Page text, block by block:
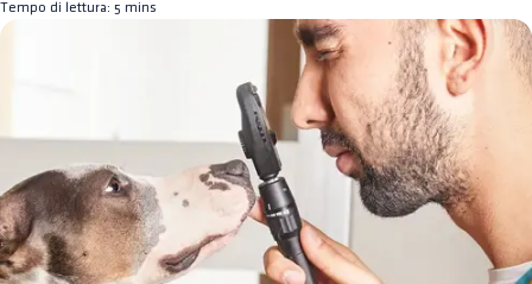
Tempo di lettura: 5 mins